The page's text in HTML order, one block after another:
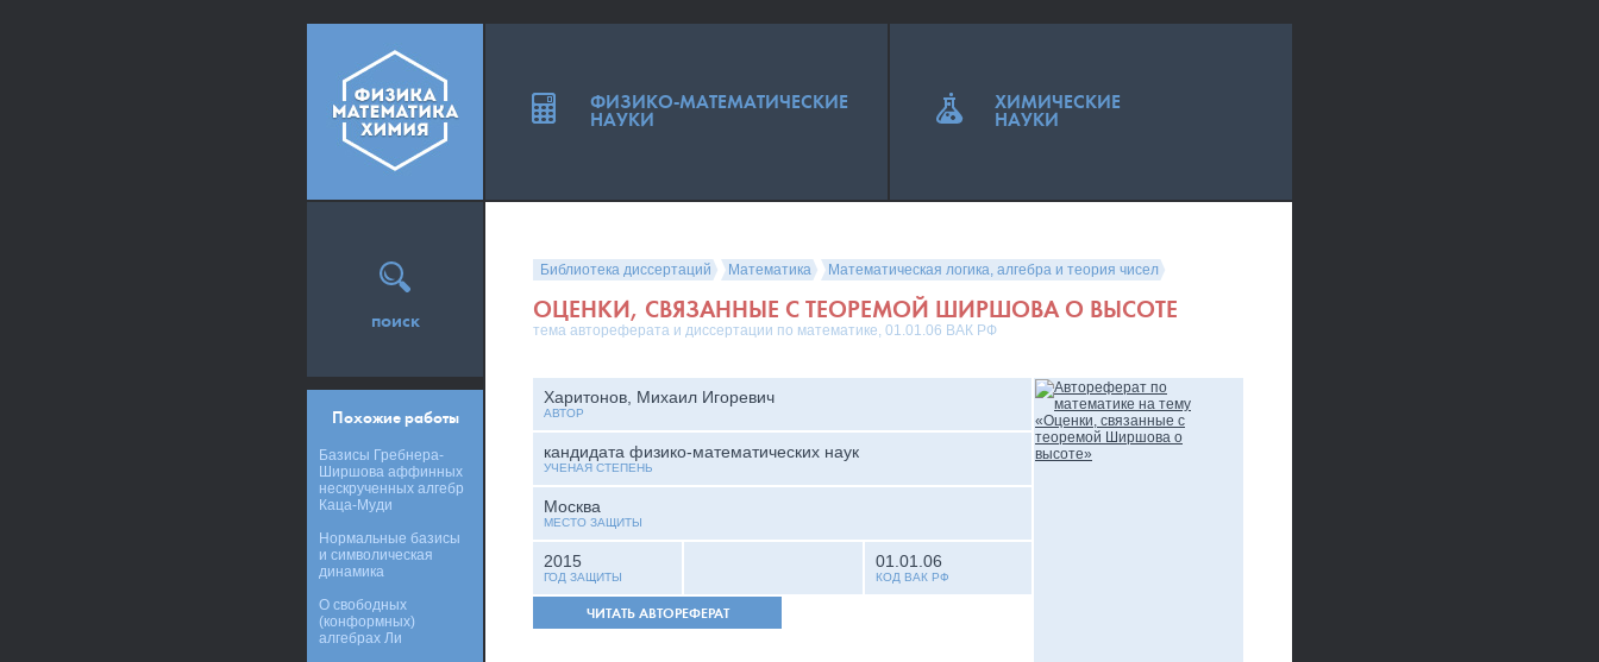
Библиотека диссертаций Математика Математическая логика, алгебра и теория чисел
ОЦЕНКИ, СВЯЗАННЫЕ С ТЕОРЕМОЙ ШИРШОВА О ВЫСОТЕ
тема автореферата и диссертации по математике, 01.01.06 ВАК РФ
Харитонов, Михаил Игоревич
АВТОР
кандидата физико-математических наук
УЧЕНАЯ СТЕПЕНЬ
Москва
МЕСТО ЗАЩИТЫ
2015
ГОД ЗАЩИТЫ
01.01.06
КОД ВАК РФ
ЧИТАТЬ АВТОРЕФЕРАТ
поиск
Похожие работы
Базисы Гребнера-
Ширшова аффинных
нескрученных алгебр
Каца-Муди
Нормальные базисы
и символическая
динамика
О свободных
(конформных)
алгебрах Ли
ФИЗИКО-МАТЕМАТИЧЕСКИЕ
НАУКИ
ХИМИЧЕСКИЕ
НАУКИ